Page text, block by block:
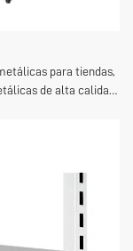
para tiendas,
de alta calidad
comerciales y
y almacenamiento
la compra al por
los clientes por su